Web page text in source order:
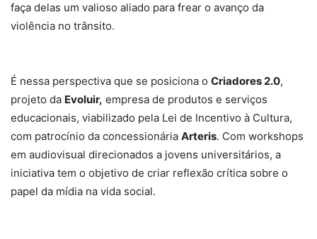
faça delas um valioso aliado para frear o avanço da
violência no trânsito.
É nessa perspectiva que se posiciona o Criadores 2.0,
projeto da Evoluir, empresa de produtos e serviços
educacionais, viabilizado pela Lei de Incentivo à Cultura,
com patrocínio da concessionária Arteris. Com workshops
em audiovisual direcionados a jovens universitários, a
iniciativa tem o objetivo de criar reflexão crítica sobre o
papel da mídia na vida social.